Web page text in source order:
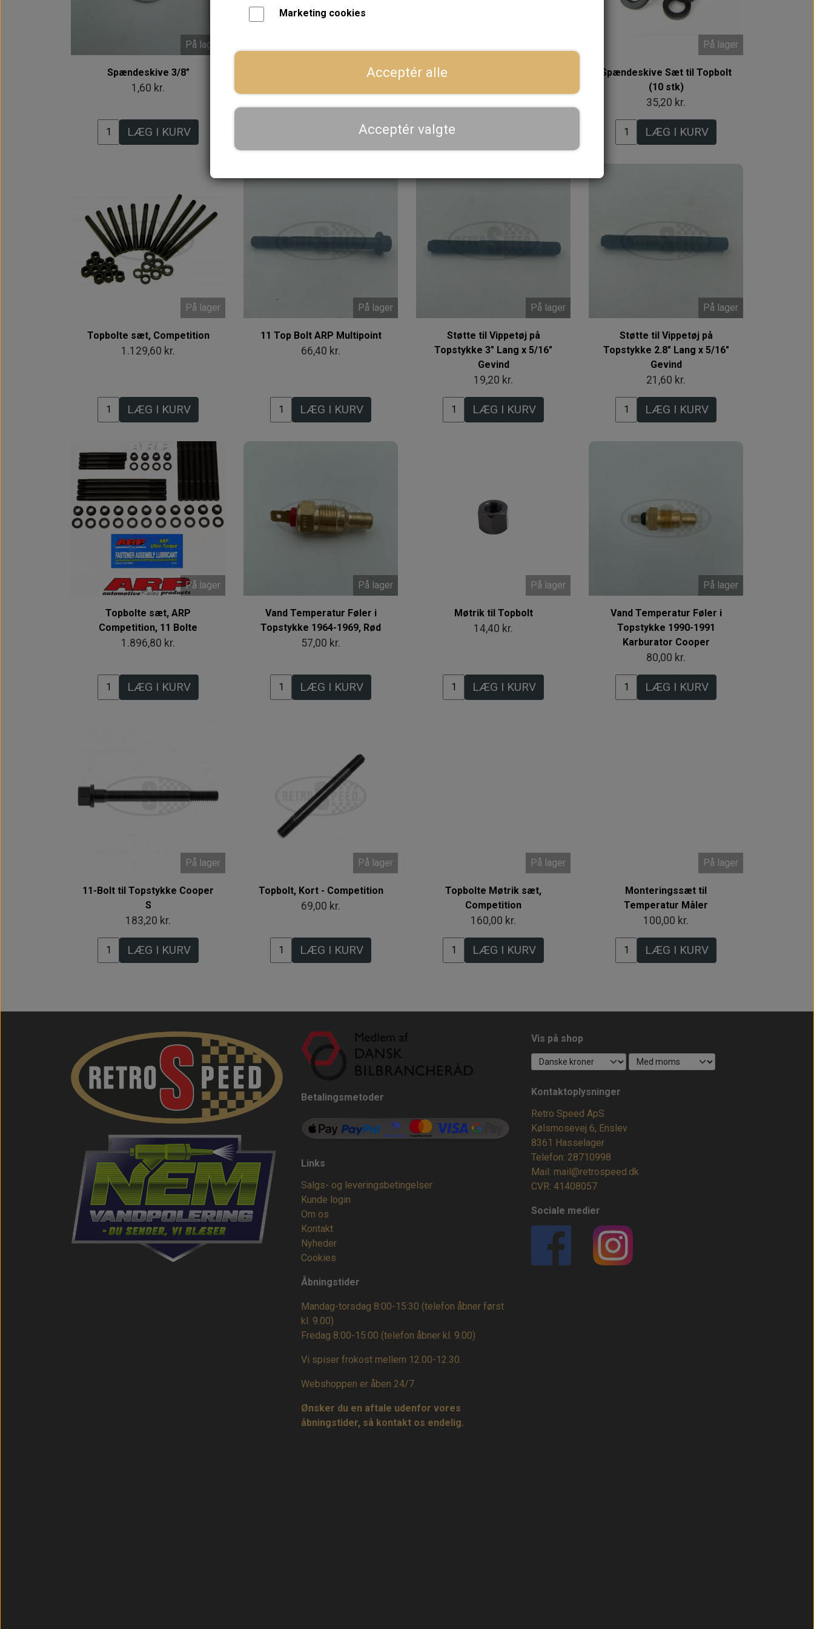
På lager
Spændeskive 3/8"
1,60 kr.
LÆG I KURV LÆG I KURV
Vand Temperatur Føler i
På lager
Spændeskive Sæt til Topbolt
(10 stk)
35,20 kr.
LÆG I KURV
På lager
Topbolte sæt, Competition
1.129,60 kr.
LÆG I KURV
På lager
11 Top Bolt ARP Multipoint
66,40 kr.
LÆG I KURV
På lager
Støtte til Vippetøj på
Topstykke 3" Lang x 5/16"
Gevind
19,20 kr.
LÆG I KURV
På lager
Støtte til Vippetøj på
Topstykke 2.8" Lang x 5/16"
Gevind
21,60 kr.
LÆG I KURV
På lager
Topbolte sæt, ARP
Competition, 11 Bolte
1.896,80 kr.
LÆG I KURV
På lager
Vand Temperatur Føler i
Topstykke 1964-1969, Rød
57,00 kr.
LÆG I KURV
På lager
Møtrik til Topbolt
14,40 kr.
LÆG I KURV
På lager
Vand Temperatur Føler i
Topstykke 1990-1991
Karburator Cooper
80,00 kr.
LÆG I KURV
På lager
11-Bolt til Topstykke Cooper
S
183,20 kr.
LÆG I KURV
På lager
Topbolt, Kort - Competition
69,00 kr.
LÆG I KURV
På lager
Topbolte Møtrik sæt,
Competition
160,00 kr.
LÆG I KURV
På lager
Monteringssæt til
Temperatur Måler
100,00 kr.
LÆG I KURV
Betalingsmetoder
Links
Salgs- og leveringsbetingelser
Kunde login
Om os
Kontakt
Nyheder
Cookies
Åbningstider
Mandag-torsdag 8:00-15:30 (telefon åbner først
kl. 9.00)
Fredag 8:00-15:00 (telefon åbner kl. 9.00)
Vi spiser frokost mellem 12.00-12.30.
Webshoppen er åben 24/7.
Ønsker du en aftale udenfor vores
åbningstider, så kontakt os endelig.
Vis på shop
Kontaktoplysninger
Retro Speed ApS
Kølsmosevej 6, Enslev
8361 Hasselager
Telefon: 28710998
Mail: mail@retrospeed.dk
CVR: 41408057
Sociale medier
Marketing cookies
Acceptér alle
Acceptér valgte